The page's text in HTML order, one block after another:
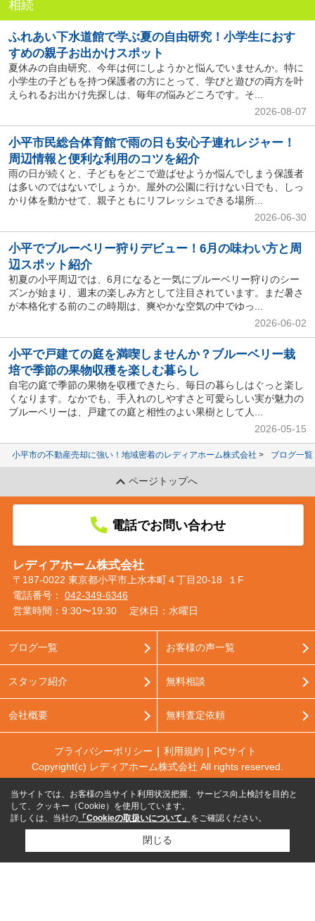
相続
ふれあい下水道館で学ぶ夏の自由研究！小学生におす
すめの親子お出かけスポット
夏休みの自由研究、今年は何にしようかと悩んでいませんか。特に
小学生の子どもを持つ保護者の方にとって、学びと遊びの両方を叶
えられるお出かけ先探しは、毎年の悩みどころです。そ...
2026-08-07
小平市民総合体育館で雨の日も安心子連れレジャー！
周辺情報と便利な利用のコツを紹介
雨の日が続くと、子どもをどこで遊ばせようか悩んでしまう保護者
は多いのではないでしょうか。屋外の公園に行けない日でも、しっ
かり体を動かせて、親子ともにリフレッシュできる場所...
2026-06-30
小平でブルーベリー狩りデビュー！6月の味わい方と周
辺スポット紹介
初夏の小平周辺では、6月になると一気にブルーベリー狩りのシー
ズンが始まり、週末の楽しみ方として注目されています。まだ暑さ
が本格化する前のこの時期は、爽やかな空気の中でゆっ...
2026-06-02
小平で戸建ての庭を満喫しませんか？ブルーベリー栽
培で季節の果物収穫を楽しむ暮らし
自宅の庭で季節の果物を収穫できたら、毎日の暮らしはぐっと楽し
くなります。なかでも、手入れのしやすさと可愛らしい実が魅力の
ブルーベリーは、戸建ての庭と相性のよい果樹として人...
2026-05-15
小平市の不動産売却に強い！地域密着のレディアホーム株式会社 ブログ一覧
ページトップへ
電話でお問い合わせ
レディアホーム株式会社
〒187-0022 東京都小平市上水本町４丁目20-18 １F
電話番号： 042-349-6346
営業時間：9:30〜19:30
定休日：水曜日
ブログ一覧
スタッフ紹介
会社概要
お客様の声一覧
無料相談
無料査定依頼
プライバシーポリシー 利用規約
PCサイト
Copyright(c) レディアホーム株式会社 All rights reserved.
当サイトでは、お客様の当サイト利用状況把握、サービス向上検討を目的と
して、クッキー（Cookie）を使用しています。
詳しくは、当社の 「Cookieの取扱いについて」 をご確認ください。
閉じる